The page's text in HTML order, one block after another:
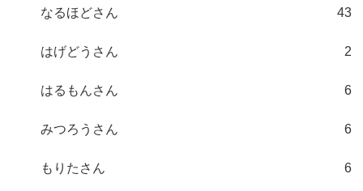
なるほどさん 43
はげどうさん 2
はるもんさん 6
みつろうさん 6
もりたさん 6